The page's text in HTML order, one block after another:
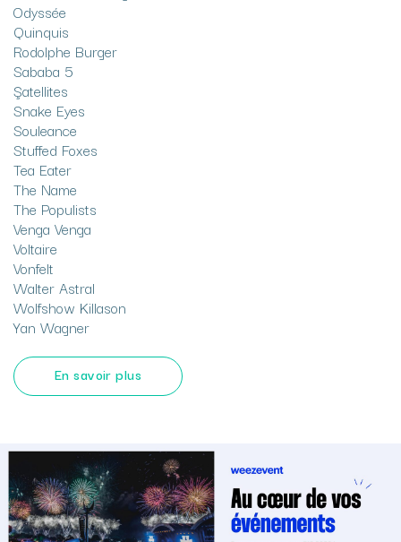
Odyssée
Quinquis
Rodolphe Burger
Sababa 5
Şatellites
Snake Eyes
Souleance
Stuffed Foxes
Tea Eater
The Name
The Populists
Venga Venga
Voltaire
Vonfelt
Walter Astral
Wolfshow Killason
Yan Wagner
En savoir plus